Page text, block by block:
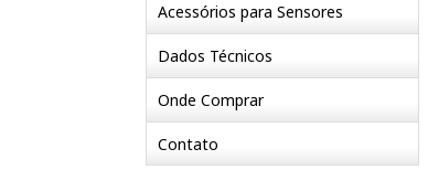
Acessórios para Sensores
Dados Técnicos
Onde Comprar
Contato